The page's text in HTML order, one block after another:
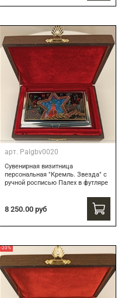
арт. Palgbv0020
Сувенирная визитница
персональная "Кремль. Звезда" с
ручной росписью Палех в футляре
8 250.00 руб
-20%